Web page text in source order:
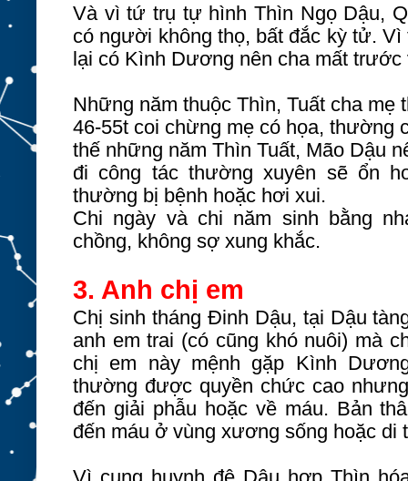
Và vì tứ trụ tự hình Thìn Ngọ Dậu,
có người không thọ, bất đắc kỳ tử.
lại có Kình Dương nên cha mất trước
Những năm thuộc Thìn, Tuất cha mẹ
46-55t coi chừng mẹ có họa, thường
thế những năm Thìn Tuất, Mão Dậu
đi công tác thường xuyên sẽ ổn
thường bị bệnh hoặc hơi xui.
Chi ngày và chi năm sinh bằng
chồng, không sợ xung khắc.
3. Anh chị em
Chị sinh tháng Đinh Dậu, tại Dậu
anh em trai (có cũng khó nuôi) mà
chị em này mệnh gặp Kình
thường được quyền chức cao
đến giải phẫu hoặc về máu. Bản
đến máu ở vùng xương sống hoặc di